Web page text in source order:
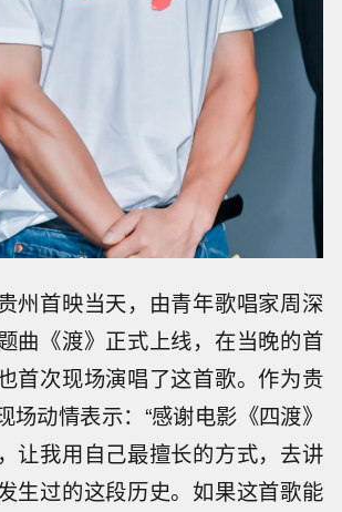
州首映当天，由青年歌唱家周深
曲《渡》正式上线，在当晚的首
首次现场演唱了这首歌。作为贵
场动情表示：“感谢电影《四渡》
让我用自己最擅长的方式，去讲
生过的这段历史。如果这首歌能